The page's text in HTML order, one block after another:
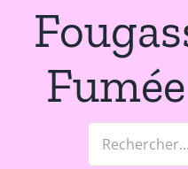
Rechercher: